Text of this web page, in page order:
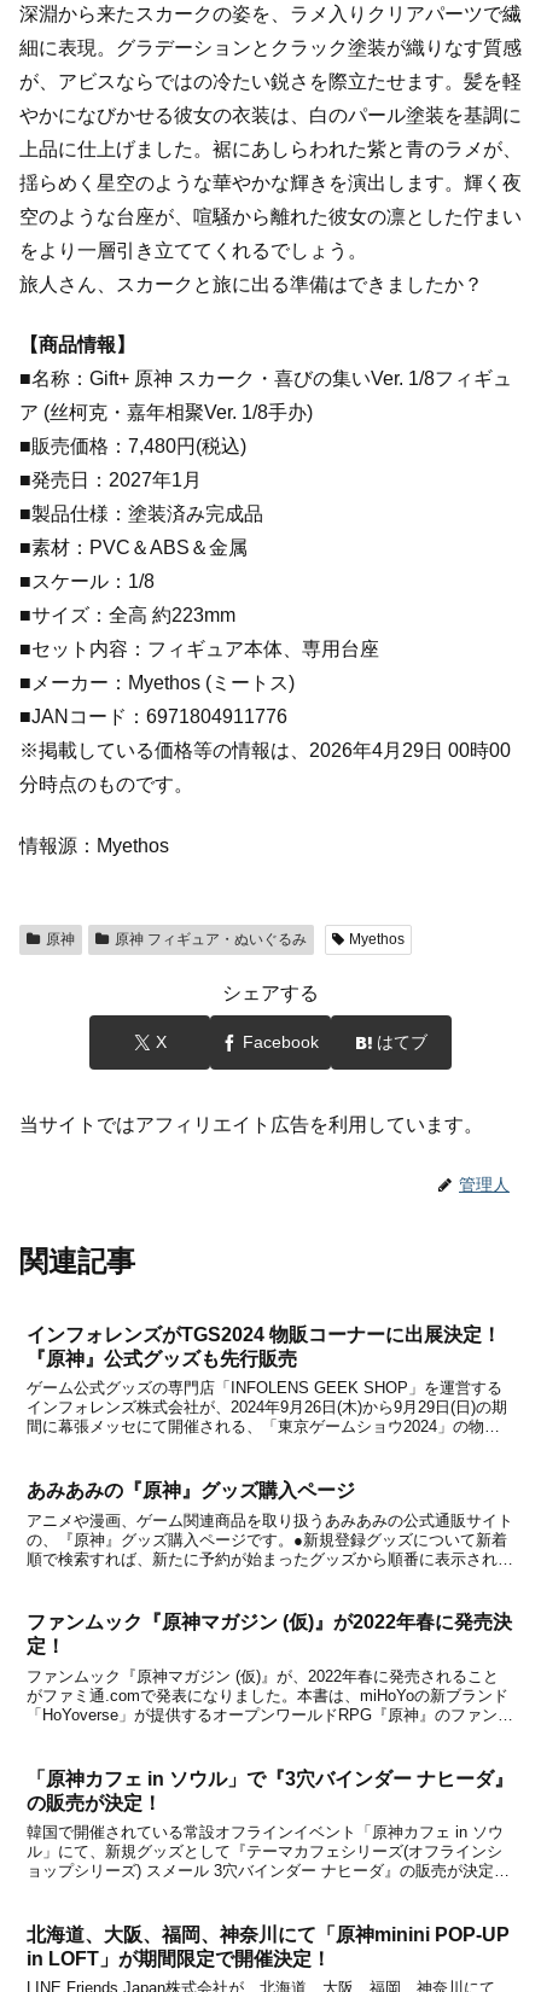
深淵から来たスカークの姿を、ラメ入りクリアパーツで繊
細に表現。グラデーションとクラック塗装が織りなす質感
が、アビスならではの冷たい鋭さを際立たせます。髪を軽
やかになびかせる彼女の衣装は、白のパール塗装を基調に
上品に仕上げました。裾にあしらわれた紫と青のラメが、
揺らめく星空のような華やかな輝きを演出します。輝く夜
空のような台座が、喧騒から離れた彼女の凛とした佇まい
をより一層引き立ててくれるでしょう。
旅人さん、スカークと旅に出る準備はできましたか？
【商品情報】
■名称：Gift+ 原神 スカーク・喜びの集いVer. 1/8フィギュ
ア (丝柯克・嘉年相聚Ver. 1/8手办)
■販売価格：7,480円(税込)
■発売日：2027年1月
■製品仕様：塗装済み完成品
■素材：PVC＆ABS＆金属
■スケール：1/8
■サイズ：全高 約223mm
■セット内容：フィギュア本体、専用台座
■メーカー：Myethos (ミートス)
■JANコード：6971804911776
※掲載している価格等の情報は、2026年4月29日 00時00
分時点のものです。
情報源：Myethos
原神 原神 フィギュア・ぬいぐるみ Myethos
シェアする
X Facebook はてブ
当サイトではアフィリエイト広告を利用しています。
管理人
関連記事
インフォレンズがTGS2024 物販コーナーに出展決定！
『原神』公式グッズも先行販売
ゲーム公式グッズの専門店「INFOLENS GEEK SHOP」を運営する
インフォレンズ株式会社が、2024年9月26日(木)から9月29日(日)の期
間に幕張メッセにて開催される、「東京ゲームショウ2024」の物販
あみあみの『原神』グッズ購入ページ
アニメや漫画、ゲーム関連商品を取り扱うあみあみの公式通販サイト
の、『原神』グッズ購入ページです。●新規登録グッズについて新着
順で検索すれば、新たに予約が始まったグッズから順番に表示されま
ファンムック『原神マガジン (仮)』が2022年春に発売決
定！
ファンムック『原神マガジン (仮)』が、2022年春に発売されること
がファミ通.comで発表になりました。本書は、miHoYoの新ブランド
「HoYoverse」が提供するオープンワールドRPG『原神』のファンム
「原神カフェ in ソウル」で『3穴バインダー ナヒーダ』
の販売が決定！
韓国で開催されている常設オフラインイベント「原神カフェ in ソウ
ル」にて、新規グッズとして『テーマカフェシリーズ(オフラインシ
ョップシリーズ) スメール 3穴バインダー ナヒーダ』の販売が決定し
北海道、大阪、福岡、神奈川にて「原神minini POP-UP
in LOFT」が期間限定で開催決定！
LINE Friends Japan株式会社が、北海道、大阪、福岡、神奈川にて